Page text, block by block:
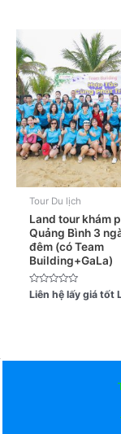
Tour Du lịch
Land tour khám
Quảng Bình 3
đêm (có Team
Building+GaLa)
Được
xếp
Liên hệ lấy giá tốt